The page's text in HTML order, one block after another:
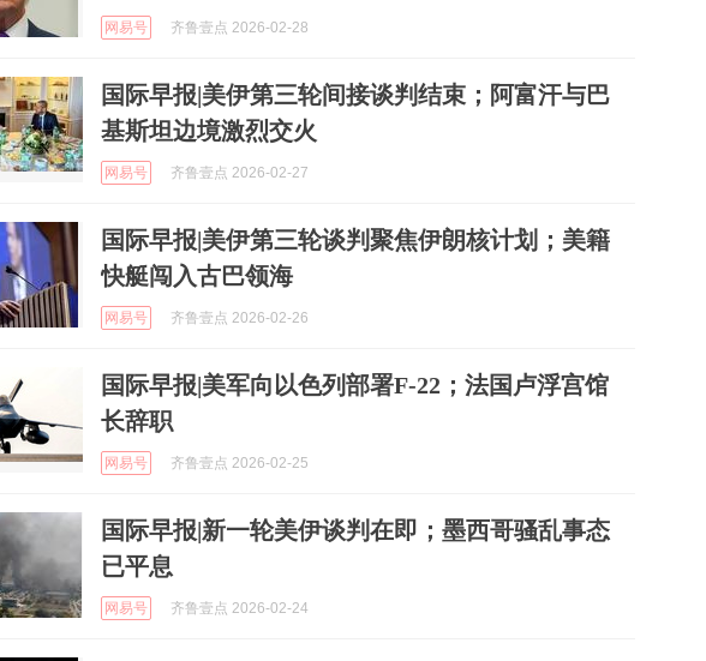
网易号 齐鲁壹点 2026-02-28
国际早报|美伊第三轮间接谈判结束；阿富汗与巴
基斯坦边境激烈交火
网易号 齐鲁壹点 2026-02-27
国际早报|美伊第三轮谈判聚焦伊朗核计划；美籍
快艇闯入古巴领海
网易号 齐鲁壹点 2026-02-26
国际早报|美军向以色列部署F-22；法国卢浮宫馆
长辞职
网易号 齐鲁壹点 2026-02-25
国际早报|新一轮美伊谈判在即；墨西哥骚乱事态
已平息
网易号 齐鲁壹点 2026-02-24